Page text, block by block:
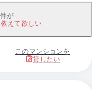
が
えて欲しい
このマンションを
貸したい